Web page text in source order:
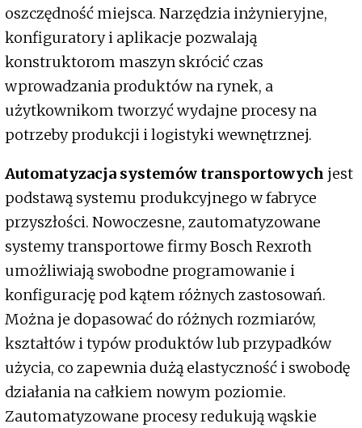
oszczędność miejsca. Narzędzia inżynieryjne,
konfiguratory i aplikacje pozwalają
konstruktorom maszyn skrócić czas
wprowadzania produktów na rynek, a
użytkownikom tworzyć wydajne procesy na
potrzeby produkcji i logistyki wewnętrznej.
Automatyzacja systemów transportowych jest
podstawą systemu produkcyjnego w fabryce
przyszłości. Nowoczesne, zautomatyzowane
systemy transportowe firmy Bosch Rexroth
umożliwiają swobodne programowanie i
konfigurację pod kątem różnych zastosowań.
Można je dopasować do różnych rozmiarów,
kształtów i typów produktów lub przypadków
użycia, co zapewnia dużą elastyczność i swobodę
działania na całkiem nowym poziomie.
Zautomatyzowane procesy redukują wąskie